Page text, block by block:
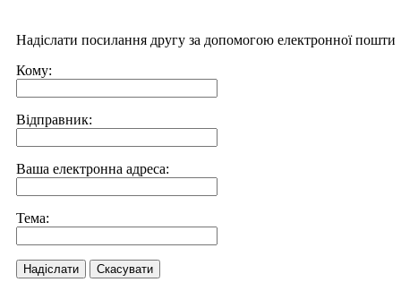
Надіслати посилання другу за допомогою електронної пошти
Кому:
Відправник:
Ваша електронна адреса:
Тема:
Надіслати Скасувати